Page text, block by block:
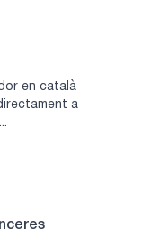
en català
a